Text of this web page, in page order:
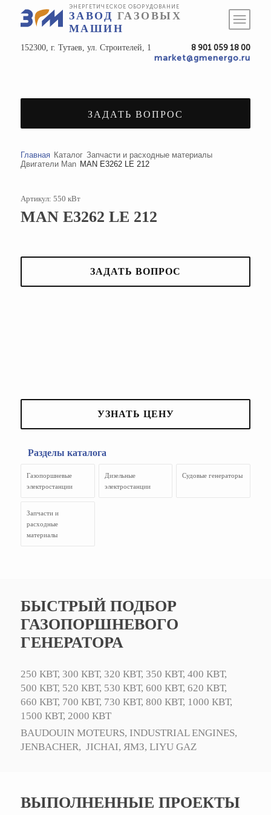
ЭНЕРГЕТИЧЕСКОЕ ОБОРУДОВАНИЕ
ЗАВОД ГАЗОВЫХ
МАШИН
152300, г. Тутаев, ул. Строителей, 1 8 901 059 18 00
market@gmenergo.ru
ЗАДАТЬ ВОПРОС
Главная Каталог Запчасти и расходные материалы
Двигатели Man MAN E3262 LE 212
Артикул: 550 кВт
MAN E3262 LE 212
ЗАДАТЬ ВОПРОС
УЗНАТЬ ЦЕНУ
Разделы каталога
Газопоршневые
электростанции
Дизельные
электростанции
Судовые генераторы
Запчасти и
расходные
материалы
БЫСТРЫЙ ПОДБОР
ГАЗОПОРШНЕВОГО
ГЕНЕРАТОРА
250 КВТ, 300 КВТ, 320 КВТ, 350 КВТ, 400 КВТ,
500 КВТ, 520 КВТ, 530 КВТ, 600 КВТ, 620 КВТ,
660 КВТ, 700 КВТ, 730 КВТ, 800 КВТ, 1000 КВТ,
1500 КВТ, 2000 КВТ
BAUDOUIN MOTEURS, INDUSTRIAL ENGINES,
JENBACHER, JICHAI, ЯМЗ, LIYU GAZ
ВЫПОЛНЕННЫЕ ПРОЕКТЫ